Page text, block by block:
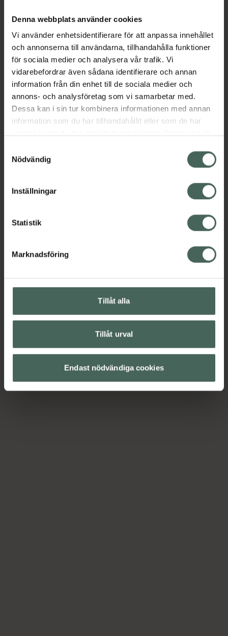
Denna webbplats använder cookies
Vi använder enhetsidentifierare för att anpassa innehållet
och annonserna till användarna, tillhandahålla funktioner
för sociala medier och analysera vår trafik. Vi
vidarebefordrar även sådana identifierare och annan
information från din enhet till de sociala medier och
annons- och analysföretag som vi samarbetar med.
Dessa kan i sin tur kombinera informationen med annan
information som du har tillhandahållit eller som de har
återkalla ditt samtycke via webbplatsens
cookieinställningar. Ett återkallat samtycke påverkar inte
lagligheten av behandling som skett innan återkallelsen.
Nödvändig
Inställningar
Statistik
Marknadsföring
Tillåt alla
Tillåt urval
Endast nödvändiga cookies